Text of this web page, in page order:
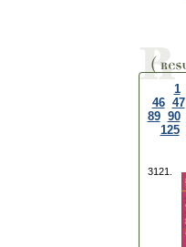
1
46 47
89 90
125
3121.